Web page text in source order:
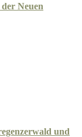
Neuen
und